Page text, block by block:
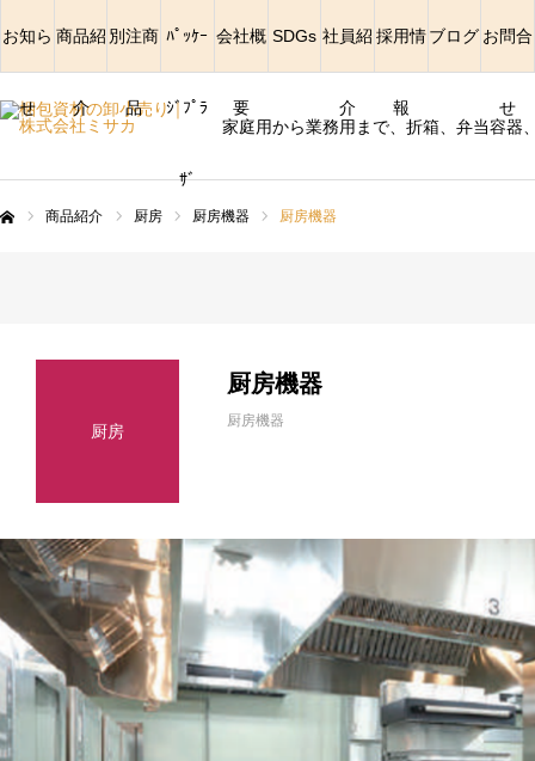
家庭用から業務用まで、折箱、弁当容器
お知ら
せ
商品紹
介
別注商
品
ﾊﾟｯｹｰ
ｼﾞﾌﾟﾗ
ｻﾞ
会社概
要
SDGs 社員紹
介
採用情
報
ブログ お問合
せ
商品紹介 厨房 厨房機器 厨房機器
厨房
厨房機器
厨房機器